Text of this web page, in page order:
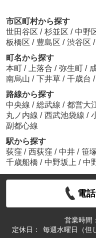
市区町村から探す
世田谷区 / 杉並区 / 中野
板橋区 / 豊島区 / 渋谷区 /
町名から探す
本町 / 上落合 / 弥生町 /
南烏山 / 下井草 / 千歳台 /
路線から探す
中央線 / 総武線 / 都営大
丸ノ内線 / 西武池袋線 /
副都心線
駅から探す
荻窪 / 西荻窪 / 中井 / 笹
千歳船橋 / 中野坂上 / 中
電
営業時間：
定休日：
毎週水曜日（但